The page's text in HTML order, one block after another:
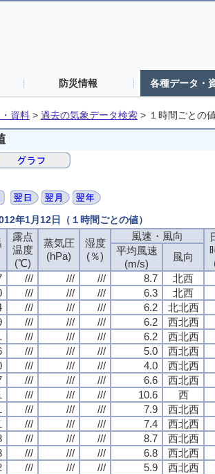
防災情報 各種データ・
資料 > 過去の気象データ検索 > １時間ごとの
年1月12日（１時間ごとの値）
露点
温度
(℃)
蒸気圧
(hPa)
湿度
(％)
風速・風向
平均風速
(m/s)
風向
/// /// /// 8.7
北西
/// /// /// 6.3
北西
/// /// /// 6.2
北北西
/// /// /// 6.2
西北西
/// /// /// 6.2
西北西
/// /// /// 5.0
西北西
/// /// /// 4.0
西北西
/// /// /// 6.6
西北西
/// /// /// 10.6
西
/// /// /// 7.9
西北西
/// /// /// 7.4
西北西
/// /// /// 8.7
西北西
/// /// /// 6.8
西北西
/// /// /// 5.9
西北西